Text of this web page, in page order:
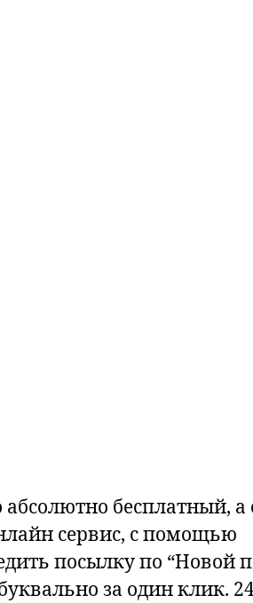
абсолютно бесплатный, а
сервис, с помощью
посылку по “Новой
за один клик.